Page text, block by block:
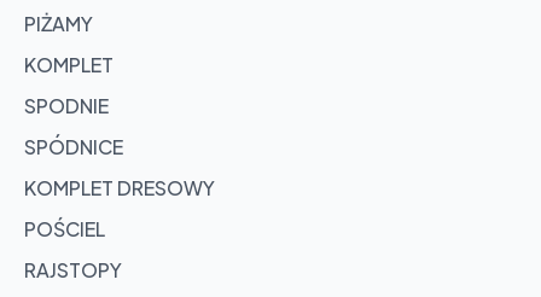
PIŻAMY
KOMPLET
SPODNIE
SPÓDNICE
KOMPLET DRESOWY
POŚCIEL
RAJSTOPY